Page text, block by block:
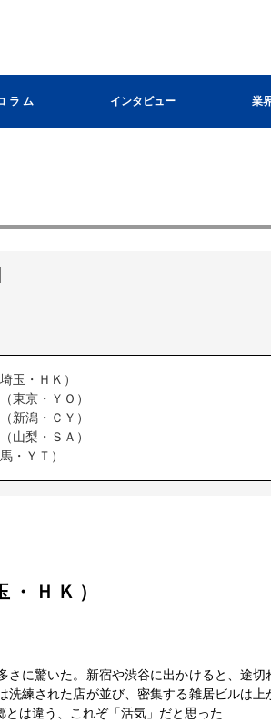
ラ ム インタビュー 業
玉・ＨＫ）
東京・ＹＯ）
新潟・ＣＹ）
山梨・ＳＡ）
・ＹＴ）
・ＨＫ）
に驚いた。新宿や渋谷に出かけると、途切
練された店が並び、密集する雑居ビルは上
は違う、これぞ「活気」だと思った